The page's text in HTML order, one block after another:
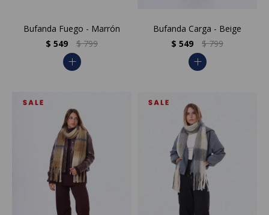
Bufanda Fuego - Marrón
$ 549 $ 799
add
Bufanda Carga - Beige
$ 549 $ 799
add